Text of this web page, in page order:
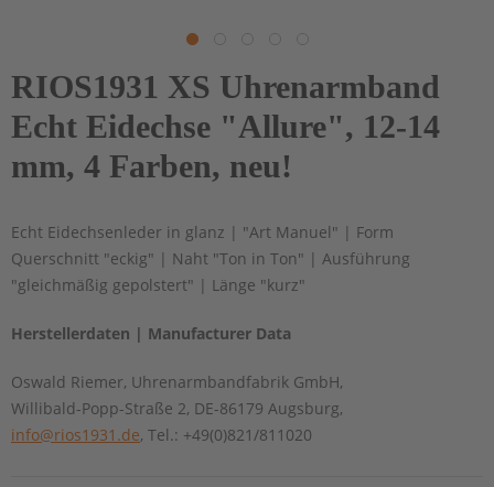
RIOS1931 XS Uhrenarmband
Echt Eidechse "Allure", 12-14
mm, 4 Farben, neu!
Echt Eidechsenleder in glanz | "Art Manuel" | Form
Querschnitt "eckig" | Naht "Ton in Ton" | Ausführung
"gleichmäßig gepolstert" | Länge "kurz"
Herstellerdaten | Manufacturer Data
Oswald Riemer, Uhrenarmbandfabrik GmbH,
Willibald-Popp-Straße 2, DE-86179 Augsburg,
info@rios1931.de, Tel.: +49(0)821/811020